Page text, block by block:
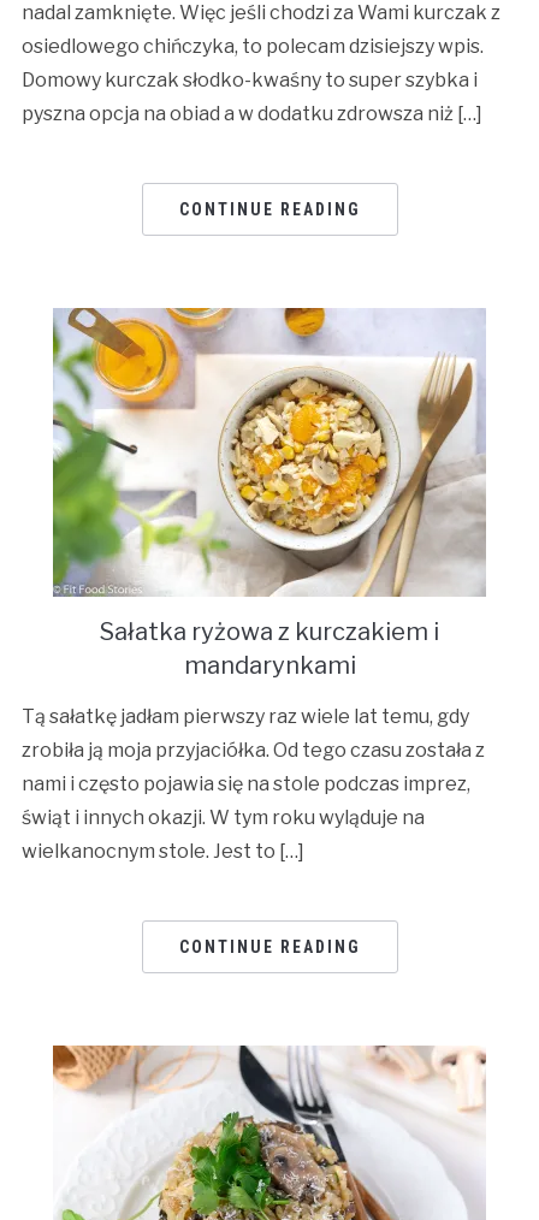
nadal zamknięte. Więc jeśli chodzi za Wami kurczak z
osiedlowego chińczyka, to polecam dzisiejszy wpis.
Domowy kurczak słodko-kwaśny to super szybka i
pyszna opcja na obiad a w dodatku zdrowsza niż […]
CONTINUE READING
Sałatka ryżowa z kurczakiem i
mandarynkami
Tą sałatkę jadłam pierwszy raz wiele lat temu, gdy
zrobiła ją moja przyjaciółka. Od tego czasu została z
nami i często pojawia się na stole podczas imprez,
świąt i innych okazji. W tym roku wyląduje na
wielkanocnym stole. Jest to […]
CONTINUE READING